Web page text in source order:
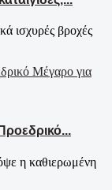
ισχυρές βροχές
η καθιερωμένη